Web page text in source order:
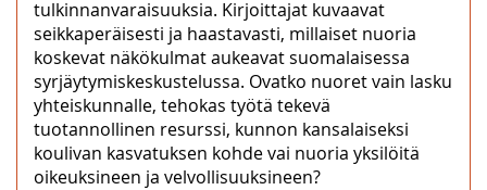
tulkinnanvaraisuuksia. Kirjoittajat kuvaavat
seikkaperäisesti ja haastavasti, millaiset nuoria
koskevat näkökulmat aukeavat suomalaisessa
syrjäytymiskeskustelussa. Ovatko nuoret vain lasku
yhteiskunnalle, tehokas työtä tekevä
tuotannollinen resurssi, kunnon kansalaiseksi
koulivan kasvatuksen kohde vai nuoria yksilöitä
oikeuksineen ja velvollisuuksineen?